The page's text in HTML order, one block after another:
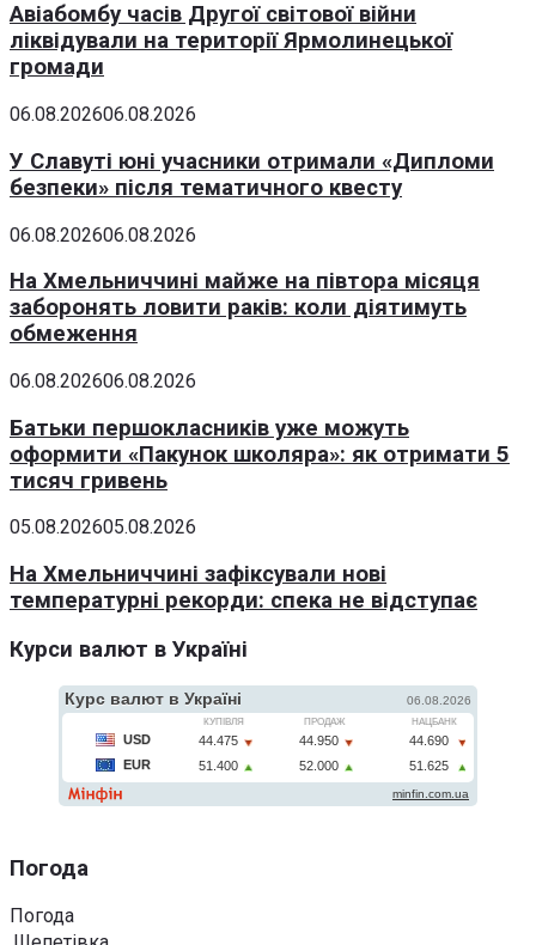
Авіабомбу часів Другої світової війни
ліквідували на території Ярмолинецької
громади
06.08.202606.08.2026
У Славуті юні учасники отримали «Дипломи
безпеки» після тематичного квесту
06.08.202606.08.2026
На Хмельниччині майже на півтора місяця
заборонять ловити раків: коли діятимуть
обмеження
06.08.202606.08.2026
Батьки першокласників уже можуть
оформити «Пакунок школяра»: як отримати 5
тисяч гривень
05.08.202605.08.2026
На Хмельниччині зафіксували нові
температурні рекорди: спека не відступає
Курси валют в Україні
Погода
Погода